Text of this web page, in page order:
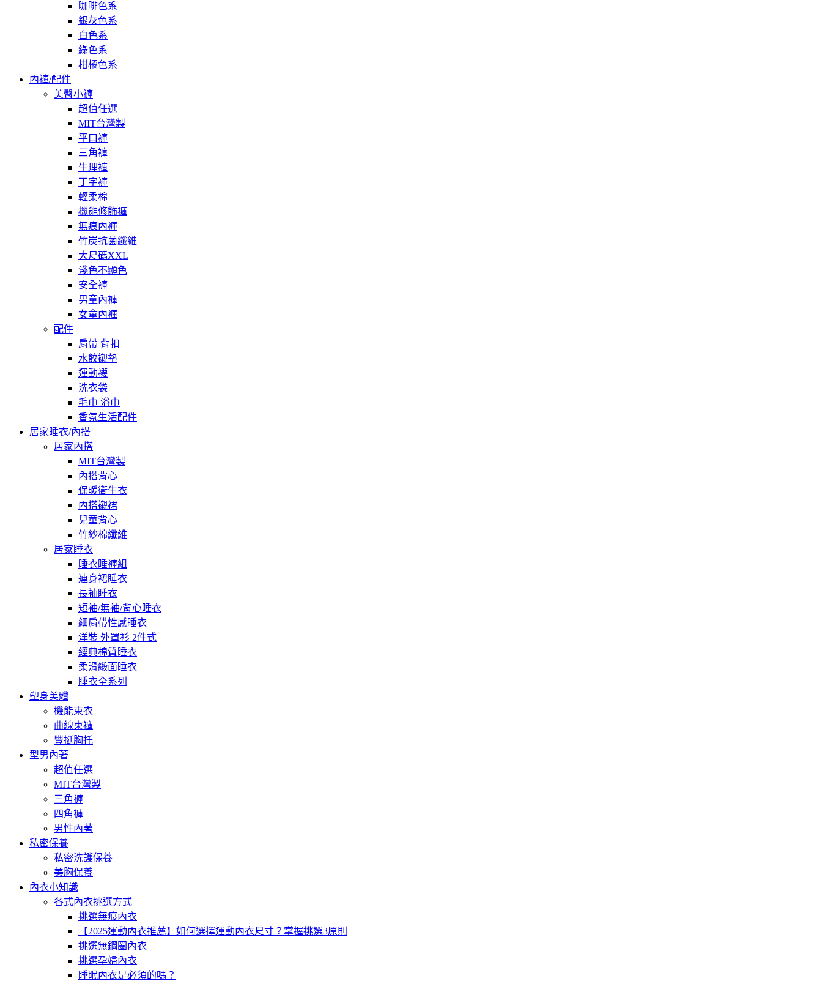
咖啡色系
銀灰色系
白色系
綠色系
柑橘色系
內褲/配件
美臀小褲
超值任選
MIT台灣製
平口褲
三角褲
生理褲
丁字褲
輕柔棉
機能修飾褲
無痕內褲
竹炭抗菌纖維
大尺碼XXL
淺色不顯色
安全褲
男童內褲
女童內褲
配件
肩帶 背扣
水餃襯墊
運動襪
洗衣袋
毛巾 浴巾
香氛生活配件
居家睡衣/內搭
居家內搭
MIT台灣製
內搭背心
保暖衛生衣
內搭襯裙
兒童背心
竹紗棉纖維
居家睡衣
睡衣睡褲組
連身裙睡衣
長袖睡衣
短袖/無袖/背心睡衣
細肩帶性感睡衣
洋裝 外罩衫 2件式
經典棉質睡衣
柔滑緞面睡衣
睡衣全系列
塑身美體
機能束衣
曲線束褲
豐挺胸托
型男內著
超值任選
MIT台灣製
三角褲
四角褲
男性內著
私密保養
私密洗護保養
美胸保養
內衣小知識
各式內衣挑選方式
挑選無痕內衣
【2025運動內衣推薦】如何選擇運動內衣尺寸？掌握挑選3原則
挑選無鋼圈內衣
挑選孕婦內衣
睡眠內衣是必須的嗎？